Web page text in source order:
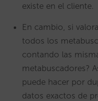
existe en el cliente.
En cambio, si
todos los
contando las
metabuscadores?
puede hacer por
datos exactos de